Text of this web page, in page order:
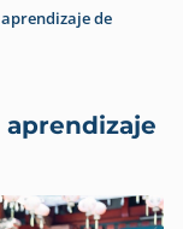
de